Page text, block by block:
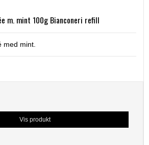
m. mint 100g Bianconeri refill
med mint.
Vis produkt